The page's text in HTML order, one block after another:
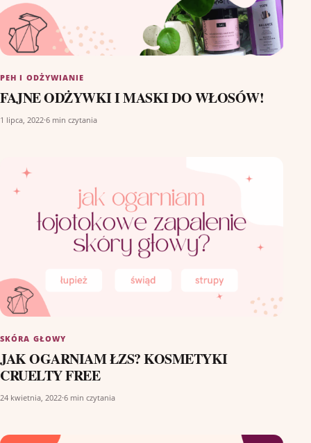
PEH I ODŻYWIANIE
FAJNE ODŻYWKI I MASKI DO WŁOSÓW!
1 lipca, 2022·6 min czytania
SKÓRA GŁOWY
JAK OGARNIAM ŁZS? KOSMETYKI
CRUELTY FREE
24 kwietnia, 2022·6 min czytania